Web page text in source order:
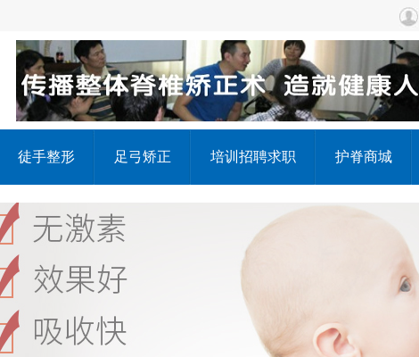
徒手整形 足弓矫正 培训招聘求职 护脊商城